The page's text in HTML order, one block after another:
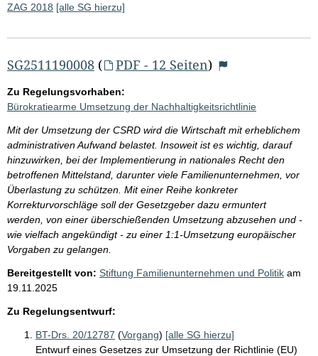
ZAG 2018 [alle SG hierzu]
SG2511190008 ( PDF - 12 Seiten)
Zu Regelungsvorhaben:
Bürokratiearme Umsetzung der Nachhaltigkeitsrichtlinie
Mit der Umsetzung der CSRD wird die Wirtschaft mit erheblichem
administrativen Aufwand belastet. Insoweit ist es wichtig, darauf
hinzuwirken, bei der Implementierung in nationales Recht den
betroffenen Mittelstand, darunter viele Familienunternehmen, vor
Überlastung zu schützen. Mit einer Reihe konkreter
Korrekturvorschläge soll der Gesetzgeber dazu ermuntert
werden, von einer überschießenden Umsetzung abzusehen und -
wie vielfach angekündigt - zu einer 1:1-Umsetzung europäischer
Vorgaben zu gelangen.
Bereitgestellt von: Stiftung Familienunternehmen und Politik am
19.11.2025
Zu Regelungsentwurf:
BT-Drs. 20/12787 (Vorgang) [alle SG hierzu]
Entwurf eines Gesetzes zur Umsetzung der Richtlinie (EU)